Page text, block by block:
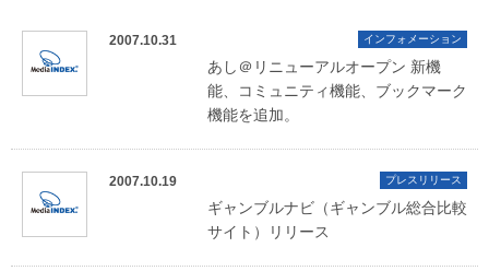
2007.10.31 インフォメーション
あし＠リニューアルオープン 新機
能、コミュニティ機能、ブックマーク
機能を追加。
2007.10.19 プレスリリース
ギャンブルナビ（ギャンブル総合比較
サイト）リリース